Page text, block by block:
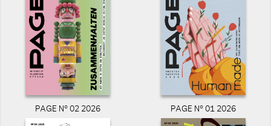
PAGE N° 02 2026 PAGE N° 01 2026